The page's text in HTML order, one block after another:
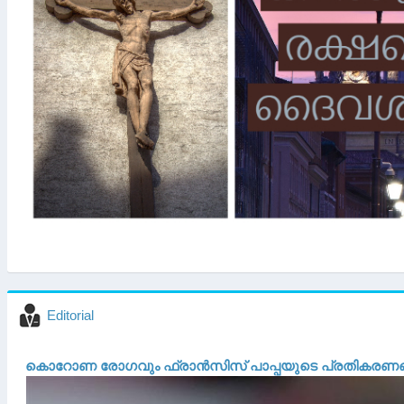
Editorial
കൊറോണ രോഗവും ഫ്രാൻസിസ് പാപ്പയുടെ